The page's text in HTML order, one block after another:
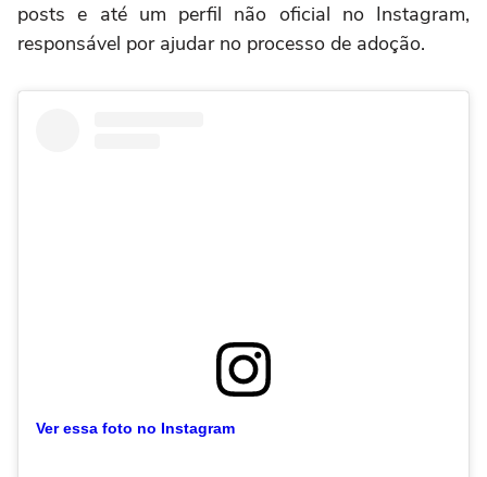
posts e até um perfil não oficial no Instagram,
responsável por ajudar no processo de adoção.
Ver essa foto no Instagram